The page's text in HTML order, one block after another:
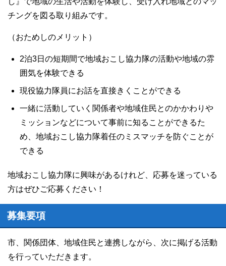
チングを図る取り組みです。
（おためしのメリット）
2泊3日の短期間で地域おこし協力隊の活動や地域の雰
囲気を体験できる
現役協力隊員にお話を直接きくことができる
一緒に活動していく関係者や地域住民とのかかわりや
ミッションなどについて事前に知ることができるた
め、地域おこし協力隊着任のミスマッチを防ぐことが
できる
地域おこし協力隊に興味があるけれど、応募を迷っている
方はぜひご応募ください！
募集要項
市、関係団体、地域住民と連携しながら、次に掲げる活動
を行っていただきます。